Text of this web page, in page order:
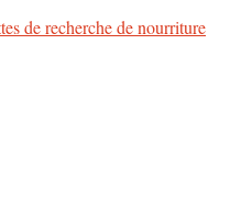
de recherche de nourriture